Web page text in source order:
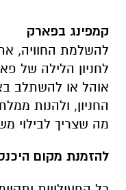
קמפינג בפארק
להשלמת החוויה,
לחניון הלילה של
אוהל או להשתלב
החניון, ולהנות
מה שצריך לבילוי
להזמנת מקום